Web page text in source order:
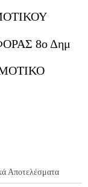
8ο Δημ
Αποτελέσματα